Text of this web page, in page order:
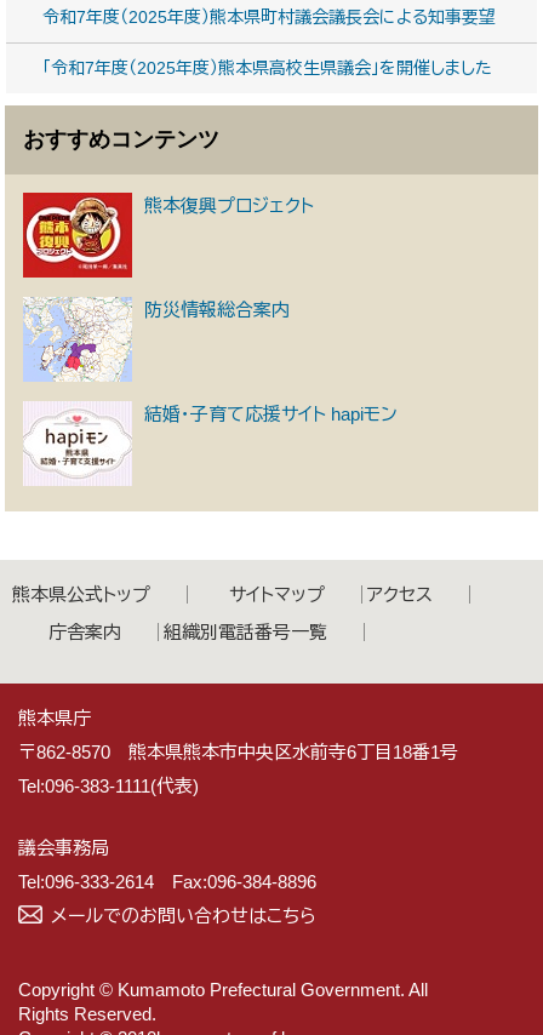
令和7年度（2025年度）熊本県町村議会議長会による知事要望
「令和7年度（2025年度）熊本県高校生県議会」を開催しました
おすすめコンテンツ
熊本復興プロジェクト
防災情報総合案内
結婚・子育て応援サイト hapiモン
熊本県公式トップ サイトマップ
アクセス
庁舎案内
組織別電話番号一覧
熊本県庁
〒862-8570 熊本県熊本市中央区水前寺6丁目18番1号
Tel:096-383-1111(代表)
議会事務局
Tel:096-333-2614 Fax:096-384-8896
メールでのお問い合わせはこちら
Copyright © Kumamoto Prefectural Government. All
Rights Reserved.